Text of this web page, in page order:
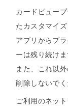
カードビュー
たカスタマイ
アプリからプ
ーは残り続け
また、これ以
削除しないでく
ご利用のネッ